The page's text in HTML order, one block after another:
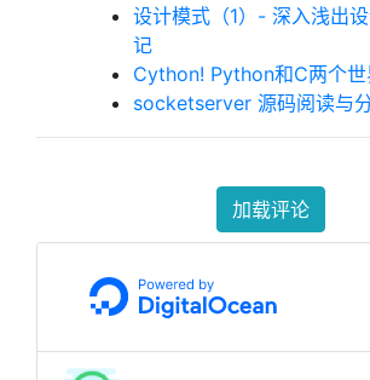
设计模式（1）- 深入浅出
记
Cython! Python和C两个世
socketserver 源码阅读与
加载评论